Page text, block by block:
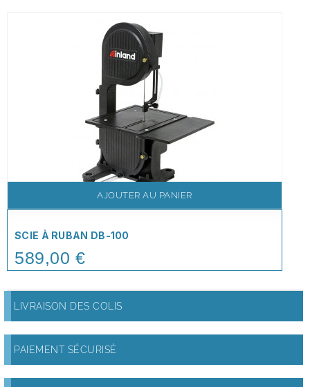
AJOUTER AU PANIER
SCIE À RUBAN DB-100
Price
589,00 €
LIVRAISON DES COLIS
PAIEMENT SÉCURISÉ